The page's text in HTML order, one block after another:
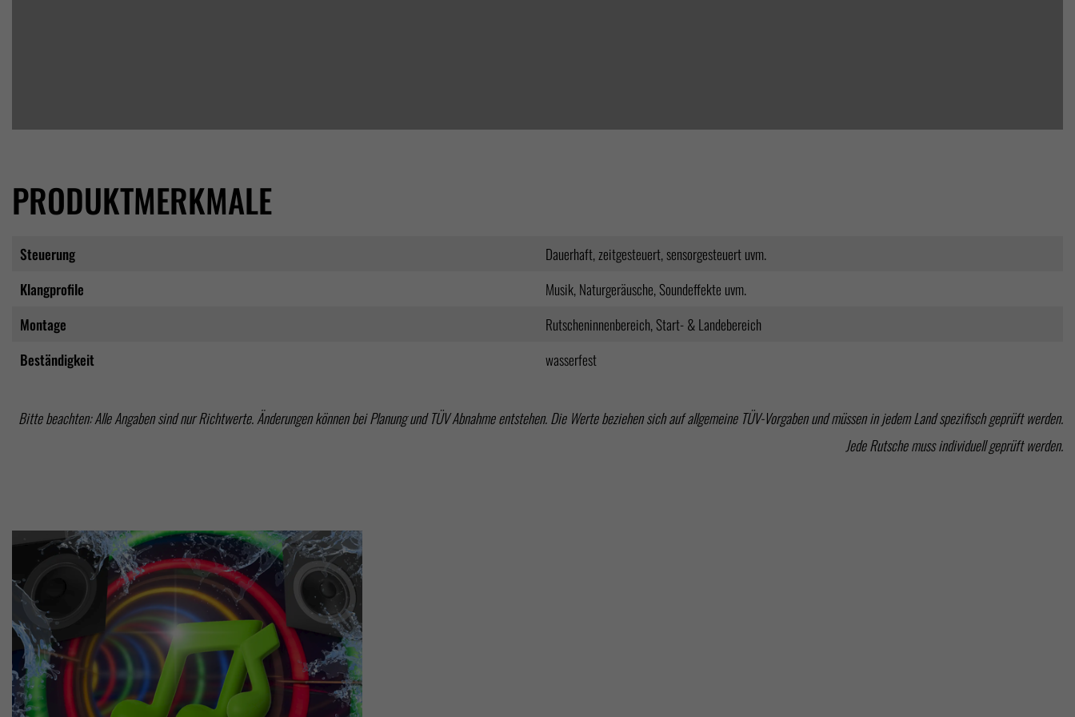
PRODUKTMERKMALE
Steuerung
Dauerhaft, zeitgesteuert, sensorgesteuert uvm.
Klangprofile
Musik, Naturgeräusche, Soundeffekte uvm.
Montage
Rutscheninnenbereich, Start- & Landebereich
Beständigkeit
wasserfest
Bitte beachten: Alle Angaben sind nur Richtwerte. Änderungen können bei Planung und TÜV Abnahme entstehen. Die Werte beziehen sich auf allgemeine TÜV-Vorgaben und müssen in jedem Land spezifisch geprüft werden.
Jede Rutsche muss individuell geprüft werden.